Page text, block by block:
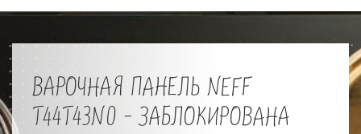
ВАРОЧНАЯ ПАНЕЛЬ NEFF
T44T43N0 - ЗАБЛОКИРОВАНА